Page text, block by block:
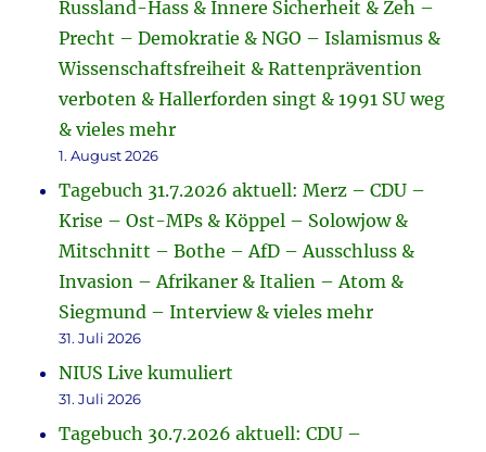
Russland-Hass & Innere Sicherheit & Zeh –
Precht – Demokratie & NGO – Islamismus &
Wissenschaftsfreiheit & Rattenprävention
verboten & Hallerforden singt & 1991 SU weg
& vieles mehr
1. August 2026
Tagebuch 31.7.2026 aktuell: Merz – CDU –
Krise – Ost-MPs & Köppel – Solowjow &
Mitschnitt – Bothe – AfD – Ausschluss &
Invasion – Afrikaner & Italien – Atom &
Siegmund – Interview & vieles mehr
31. Juli 2026
NIUS Live kumuliert
31. Juli 2026
Tagebuch 30.7.2026 aktuell: CDU –